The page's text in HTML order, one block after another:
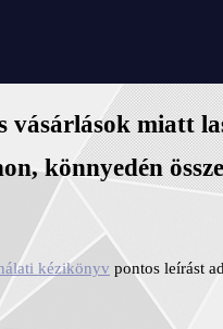
vásárlások miatt
könnyedén
kézikönyv pontos leírást